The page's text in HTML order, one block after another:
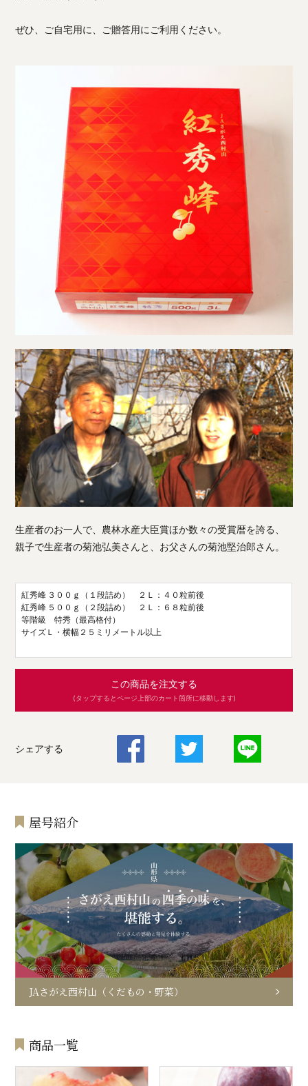
ぜひ、ご自宅用に、ご贈答用にご利用ください。
生産者のお一人で、農林水産大臣賞ほか数々の受賞暦を誇る、
親子で生産者の菊池弘美さんと、お父さんの菊池堅治郎さん。
紅秀峰 ３００ｇ（１段詰め） ２Ｌ：４０粒前後
紅秀峰 ５００ｇ（２段詰め） ２Ｌ：６８粒前後
等階級 特秀（最高格付）
サイズＬ・横幅２５ミリメートル以上
この商品を注文する
(タップするとページ上部のカート箇所に移動します)
シェアする
屋号紹介
JAさがえ西村山（くだもの・野菜）
商品一覧